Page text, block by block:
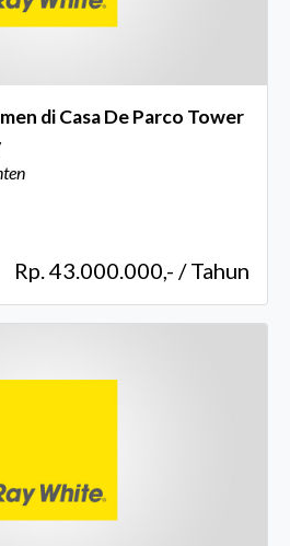
di Casa De Parco Tower
Rp. 43.000.000,- / Tahun